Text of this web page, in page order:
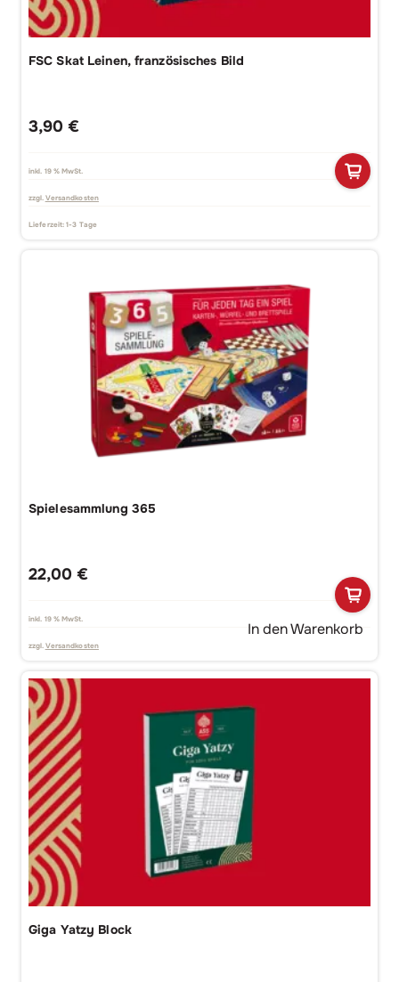
FSC Skat Leinen, französisches Bild
3,90 €
inkl. 19 % MwSt.
zzgl. Versandkosten
Lieferzeit:1-3 Tage
Spielesammlung 365
22,00 €
inkl. 19 % MwSt.
zzgl. Versandkosten
In den Warenkorb
Giga Yatzy Block